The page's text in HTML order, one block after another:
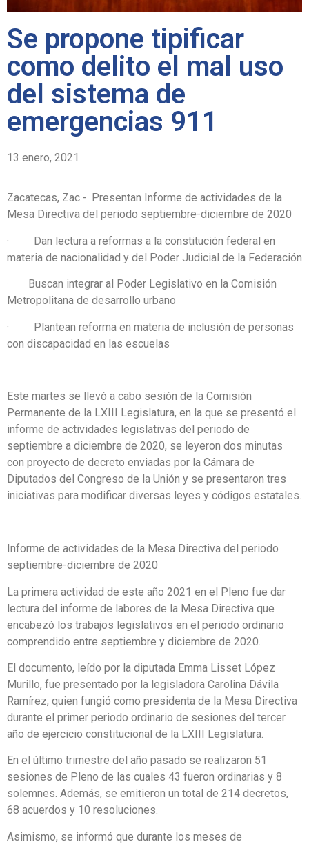
Se propone tipificar
como delito el mal uso
del sistema de
emergencias 911
13 enero, 2021
Zacatecas, Zac.- Presentan Informe de actividades de la
Mesa Directiva del periodo septiembre-diciembre de 2020
· Dan lectura a reformas a la constitución federal en
materia de nacionalidad y del Poder Judicial de la Federación
· Buscan integrar al Poder Legislativo en la Comisión
Metropolitana de desarrollo urbano
· Plantean reforma en materia de inclusión de personas
con discapacidad en las escuelas
Este martes se llevó a cabo sesión de la Comisión
Permanente de la LXIII Legislatura, en la que se presentó el
informe de actividades legislativas del periodo de
septiembre a diciembre de 2020, se leyeron dos minutas
con proyecto de decreto enviadas por la Cámara de
Diputados del Congreso de la Unión y se presentaron tres
iniciativas para modificar diversas leyes y códigos estatales.
Informe de actividades de la Mesa Directiva del periodo
septiembre-diciembre de 2020
La primera actividad de este año 2021 en el Pleno fue dar
lectura del informe de labores de la Mesa Directiva que
encabezó los trabajos legislativos en el periodo ordinario
comprendido entre septiembre y diciembre de 2020.
El documento, leído por la diputada Emma Lisset López
Murillo, fue presentado por la legisladora Carolina Dávila
Ramírez, quien fungió como presidenta de la Mesa Directiva
durante el primer periodo ordinario de sesiones del tercer
año de ejercicio constitucional de la LXIII Legislatura.
En el último trimestre del año pasado se realizaron 51
sesiones de Pleno de las cuales 43 fueron ordinarias y 8
solemnes. Además, se emitieron un total de 214 decretos,
68 acuerdos y 10 resoluciones.
Asimismo, se informó que durante los meses de